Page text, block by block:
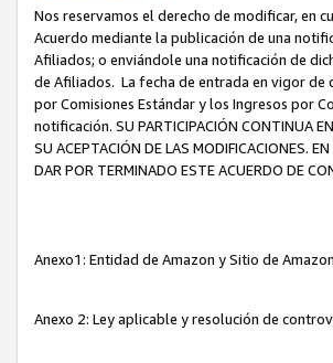
Nos reservamos el derecho de modificar, en
Acuerdo mediante la publicación de una
Afiliados; o enviándole una notificación de
de Afiliados. La fecha de entrada en vigor de
por Comisiones Estándar y los Ingresos por
notificación. SU PARTICIPACIÓN CONTINUA
SU ACEPTACIÓN DE LAS MODIFICACIONES.
DAR POR TERMINADO ESTE ACUERDO DE
Anexo1: Entidad de Amazon y Sitio de
Anexo 2: Ley aplicable y resolución de